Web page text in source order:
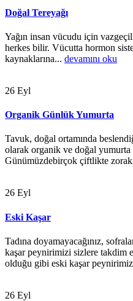
Doğal Tereyağı
Yağın insan vücudu için
herkes bilir. Vücutta hormon
kaynaklarına... devamını oku
26 Eyl
Organik Günlük Yumurta
Tavuk, doğal ortamında
olarak organik ve doğal yumurta
Günümüzdebirçok çiftlikte
26 Eyl
Eski Kaşar
Tadına doyamayacağınız,
kaşar peynirimizi sizlere takdim
olduğu gibi eski kaşar
26 Eyl